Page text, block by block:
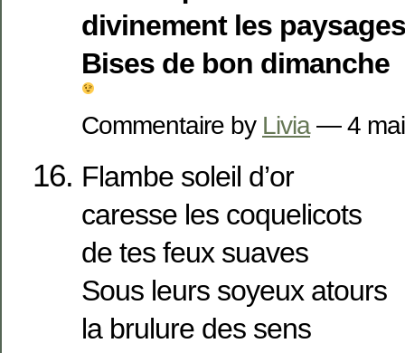
divinement les
Bises de bon dimanche
Commentaire by Livia— 4
Flambe soleil d’or
caresse les coquelicots
de tes feux suaves
Sous leurs soyeux atours
la brulure des sens